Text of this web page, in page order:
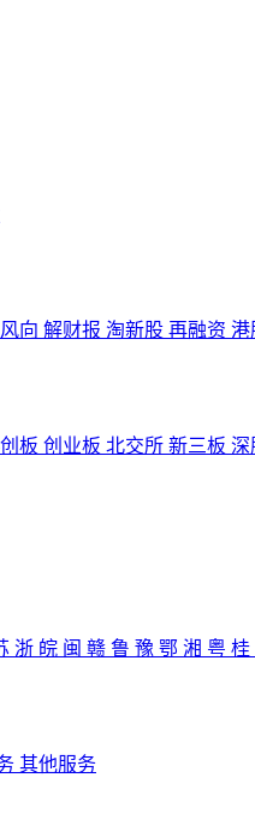
向 解财报 淘新股 再融资
板 创业板 北交所 新三板
浙 皖 闽 赣 鲁 豫 鄂 湘 粤 桂
其他服务